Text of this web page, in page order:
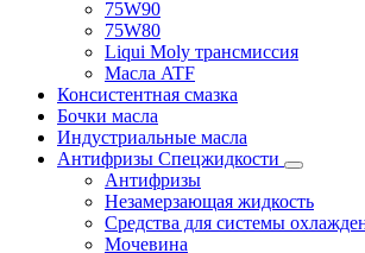
75W90
75W80
Liqui Moly трансмиссия
Масла ATF
Консистентная смазка
Бочки масла
Индустриальные масла
Антифризы Спецжидкости
Антифризы
Незамерзающая жидкость
Средства для системы
Мочевина